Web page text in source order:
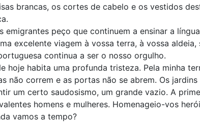
brancas, os cortes de cabelo e os vestidos
emigrantes peço que continuem a ensinar a
excelente viagem à vossa terra, à vossa
continua a ser o nosso orgulho.
hoje habita uma profunda tristeza. Pela minha
não correm e as portas não se abrem. Os
um certo saudosismo, um grande vazio. A
homens e mulheres. Homenageio-vos
vamos a tempo?